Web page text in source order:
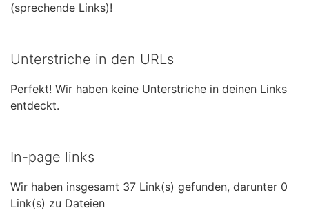
(sprechende Links)!
Unterstriche in den URLs
Perfekt! Wir haben keine Unterstriche in deinen Links
entdeckt.
In-page links
Wir haben insgesamt 37 Link(s) gefunden, darunter 0
Link(s) zu Dateien